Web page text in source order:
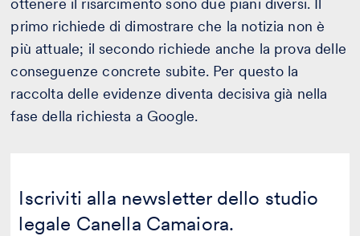
primo richiede di dimostrare che la notizia non è
più attuale; il secondo richiede anche la prova delle
conseguenze concrete subite. Per questo la
raccolta delle evidenze diventa decisiva già nella
fase della richiesta a Google.
Iscriviti alla newsletter dello studio
legale Canella Camaiora.